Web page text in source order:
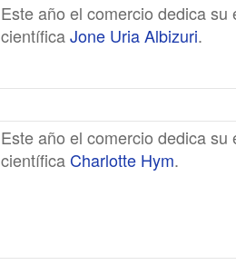
Este año el comercio dedica su
científicaJone Uria Albizuri.
Este año el comercio dedica su
científica Charlotte Hym.